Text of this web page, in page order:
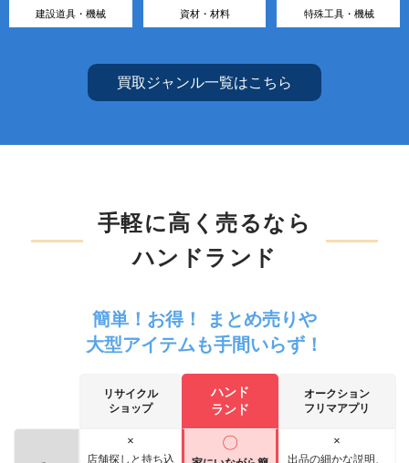
建設道具・機械 資材・材料 特殊工具・機械
買取ジャンル一覧はこちら
手軽に高く売るなら
ハンドランド
簡単！お得！ まとめ売りや
大型アイテムも手間いらず！
リサイクル
ショップ
ハンド
ランド
オークション
フリマアプリ
×
店舗探しと持ち込
〇
×
出品の細かな説明、